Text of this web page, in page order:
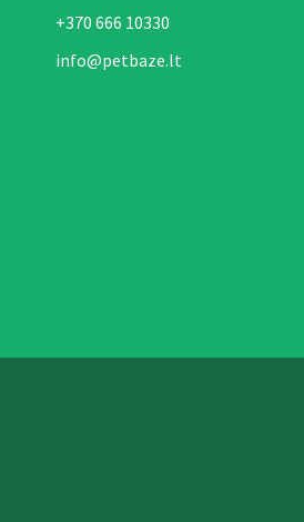
+370 666 10330
info@petbaze.lt